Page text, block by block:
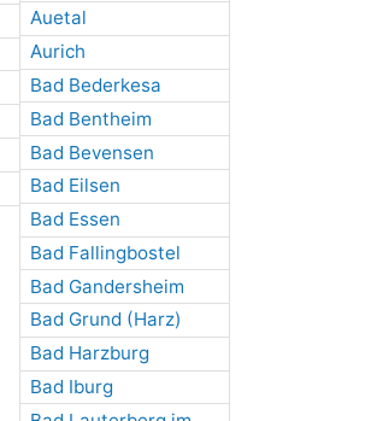
Auetal
Aurich
Bad Bederkesa
Bad Bentheim
Bad Bevensen
Bad Eilsen
Bad Essen
Bad Fallingbostel
Bad Gandersheim
Bad Grund (Harz)
Bad Harzburg
Bad Iburg